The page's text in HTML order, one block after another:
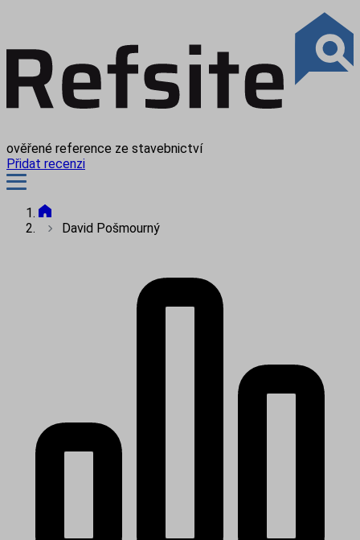
ověřené reference ze stavebnictví
Přidat recenzi
David Pošmourný